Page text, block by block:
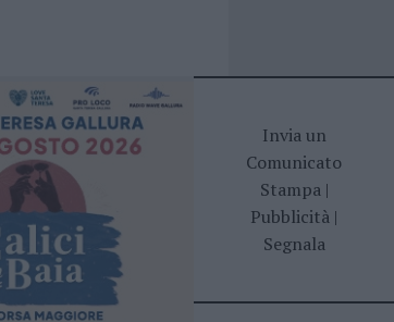
Invia un
Comunicato
Stampa|
Pubblicità |
Segnala